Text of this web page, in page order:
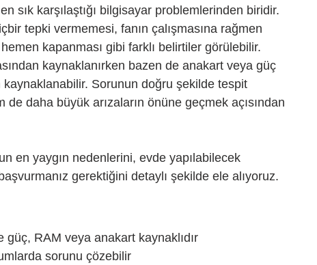
sık karşılaştığı bilgisayar problemlerinden biridir.
tepki vermemesi, fanın çalışmasına rağmen
kapanması gibi farklı belirtiler görülebilir.
kaynaklanırken bazen de anakart veya güç
Sorunun doğru şekilde tespit
daha büyük arızaların önüne geçmek açısından
en yaygın nedenlerini, evde yapılabilecek
gerektiğini detaylı şekilde ele alıyoruz.
RAM veya anakart kaynaklıdır
sorunu çözebilir